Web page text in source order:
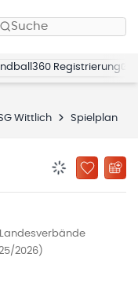
Suche
Registrierung
Wittlich Spielplan
ZU
2026)